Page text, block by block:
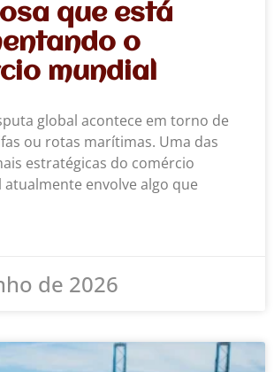
que está
o
mundial
global acontece em torno de
ou rotas marítimas. Uma das
estratégicas do comércio
envolve algo que
de 2026